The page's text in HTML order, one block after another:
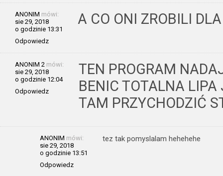
ANONIM mówi:
sie 29, 2018
o godzinie 13:31
Odpowiedz
A CO ONI ZROBILI
ANONIM 2 mówi:
sie 29, 2018
o godzinie 12:04
Odpowiedz
TEN PROGRAM
BENIC TOTALNA
TAM PRZYCHODZIĆ
ANONIM mówi:
sie 29, 2018
o godzinie 13:51
Odpowiedz
tez tak pomyslalam hehehehe